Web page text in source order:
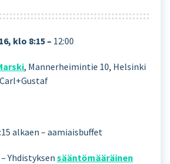
klo 8:15 – 12:00
, Mannerheimintie 10, Helsinki
alkaen – aamiaisbuffet
Yhdistyksensääntömääräinen